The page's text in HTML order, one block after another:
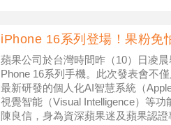
iPhone 16系列登場！果粉
蘋果公司於台灣時間昨（10）日凌
Phone 16系列手機。此次發表會不
最新研發的個人化AI智慧系統（
視覺智能（Visual Intelligence）等
陳良信，身為資深蘋果迷及蘋果認證